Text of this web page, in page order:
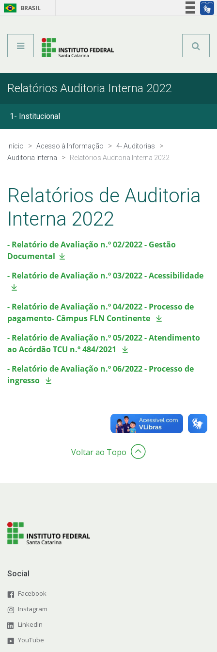
BRASIL
Relatórios Auditoria Interna 2022
1- Institucional
2- Ações e Programas
4- Auditorias
5- Parcerias, convênios e transferências
6- Receitas e Despesas
9- Informações Classificadas
10- Serviço de Informação ao Cidadão (SIC)
11- Perguntas Frequentes
14- Ferramentas e Aspectos Tecnológicos
17- Indicadores e estatísticas
19- Publicações Oficiais
21- Relação com Fundação de Apoio
Início Acesso à Informação
4- Auditorias
Auditoria Interna
Relatórios Auditoria Interna 2022
Relatórios de Auditoria
Interna 2022
- Relatório de Avaliação n.º 02/2022 - Gestão
Documental
- Relatório de Avaliação n.º 03/2022 - Acessibilidade
- Relatório de Avaliação n.º 04/2022 - Processo de
pagamento- Câmpus FLN Continente
- Relatório de Avaliação n.º 05/2022 - Atendimento
ao Acórdão TCU n.º 484/2021
- Relatório de Avaliação n.º 06/2022 - Processo de
ingresso
Voltar ao Topo
Social
Facebook
Instagram
LinkedIn
YouTube